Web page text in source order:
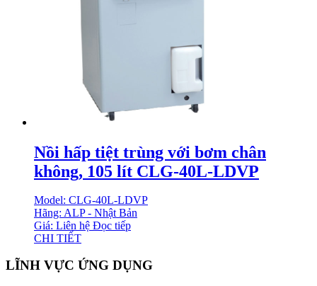
Nồi hấp tiệt trùng với bơm chân
không, 105 lít CLG-40L-LDVP
Model: CLG-40L-LDVP
Hãng: ALP - Nhật Bản
Giá: Liên hệ Đọc tiếp
CHI TIẾT
LĨNH VỰC ỨNG DỤNG